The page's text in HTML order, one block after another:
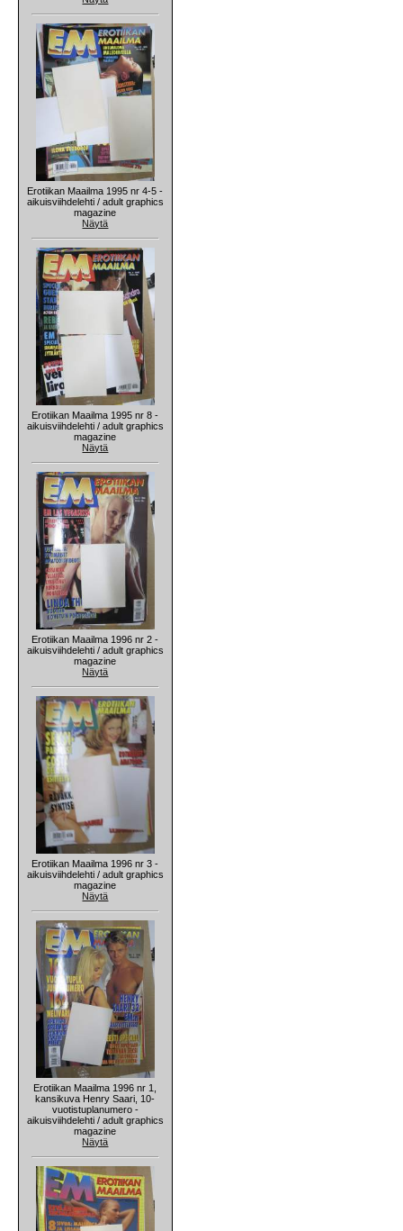
Erotiikan Maailma 1995 nr 4-5 -
aikuisviihdelehti / adult graphics
magazine
Näytä
Erotiikan Maailma 1995 nr 8 -
aikuisviihdelehti / adult graphics
magazine
Näytä
Erotiikan Maailma 1996 nr 2 -
aikuisviihdelehti / adult graphics
magazine
Näytä
Erotiikan Maailma 1996 nr 3 -
aikuisviihdelehti / adult graphics
magazine
Näytä
Erotiikan Maailma 1996 nr 1,
kansikuva Henry Saari, 10-
vuotistuplanumero -
aikuisviihdelehti / adult graphics
magazine
Näytä